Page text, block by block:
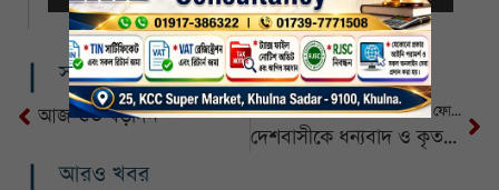
সম্পর্কিত খবর
আজ শুভ বড়দিন দেশে নেমেই প্রধান উপদেষ্টার সঙ্গে ফোনে কথা বললেন তারেক রহমান
দেশবাসীকে ধন্যবাদ ও কৃতজ্ঞতা জানালেন তারেক রহমান
আরও খবর